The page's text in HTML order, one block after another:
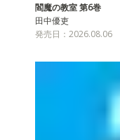
閻魔の教室 第6巻
田中優吏
発売日：2026.08.06